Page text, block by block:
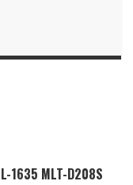
1635 MLT-D208S